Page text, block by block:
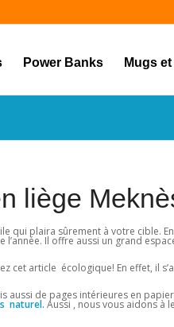
Power Banks Mugs
liège
qui plaira sûrement à votre cible.
Il offre aussi un grand
cet article écologique! En effet, il
aussi de pages intérieures en
naturel. Aussi , nous vous aidons à